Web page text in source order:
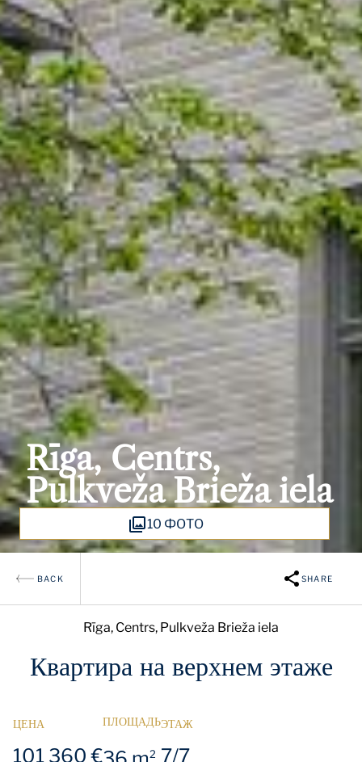
Rīga, Centrs,
Pulkveža Brieža iela
10 ФОТО
BACK SHARE
Rīga, Centrs, Pulkveža Brieža iela
Квартира на верхнем этаже
ЦЕНА
101 360 €
ПЛОЩАДЬ
2
ЭТАЖ
7/7